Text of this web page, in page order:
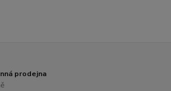
prodejna